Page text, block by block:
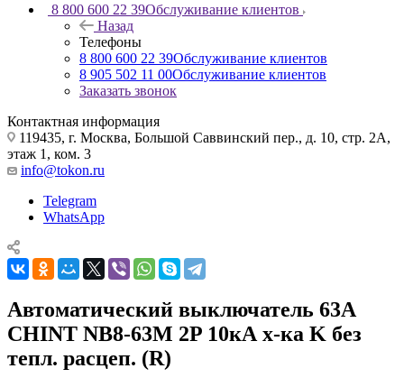
8 800 600 22 39Обслуживание клиентов
Назад
Телефоны
8 800 600 22 39Обслуживание клиентов
8 905 502 11 00Обслуживание клиентов
Заказать звонок
Контактная информация
119435, г. Москва, Большой Саввинский пер., д. 10, стр. 2А,
этаж 1, ком. 3
info@tokon.ru
Telegram
WhatsApp
Автоматический выключатель 63А
CHINT NB8-63M 2P 10кА х-ка K без
тепл. расцеп. (R)